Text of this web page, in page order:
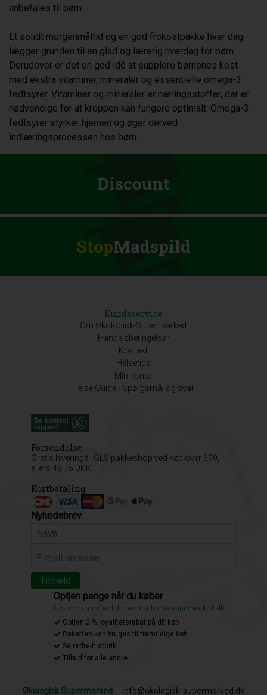
anbefales til børn.
Et solidt morgenmåltid og en god frokostpakke hver dag
lægger grunden til en glad og lærerig hverdag for børn.
Derudover er det en god idé at supplere børnenes kost
med ekstra vitaminer, mineraler og essentielle omega-3
fedtsyrer. Vitaminer og mineraler er næringsstoffer, der er
nødvendige for at kroppen kan fungere optimalt. Omega-3
fedtsyrer styrker hjernen og øger derved
indlæringsprocessen hos børn.
Discount
StopMadspild
Kundeservice
Om Økologisk-Supermarked
Handelsbetingelser
Kontakt
Helsetips
Min konto
Helse Guide - Spørgsmål og svar
Forsendelse
Gratis levering til GLS pakkeshop ved køb over 699,
ellers 48,75 DKK
Kortbetaling
Nyhedsbrev
Optjen penge når du køber
Læs mere om fordele hos økologisk-supermarked.dk
Optjen 2 % loyalitetsrabat på dit køb
Rabatten kan bruges til fremtidige køb
Se ordre-historik
Tilbud før alle andre
Økologisk Supermarked info@okologisk-supermarked.dk